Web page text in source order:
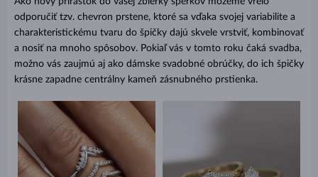
odporučiť tzv. chevron prstene, ktoré sa vďaka svojej variabilite a
charakteristickému tvaru do špičky dajú skvele vrstviť, kombinovať
a nosiť na mnoho spôsobov. Pokiaľ vás v tomto roku čaká svadba,
možno vás zaujmú aj ako dámske svadobné obrúčky, do ich špičky
krásne zapadne centrálny kameň zásnubného prstienka.